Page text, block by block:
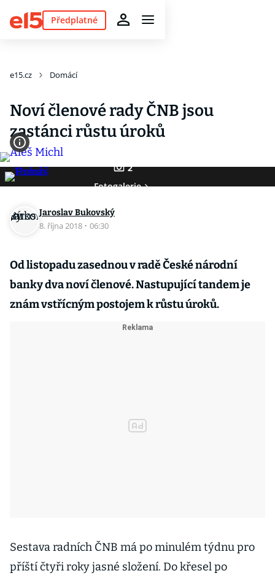
Předplatné
e15.cz Domácí
Noví členové rady ČNB jsou
zastánci růstu úroků
2
Fotogalerie
Jaroslav Bukovský
8. října 2018 · 06:30
Od listopadu zasednou v radě České národní
banky dva noví členové. Nastupující tandem je
znám vstřícným postojem k růstu úroků.
Sestava radních ČNB má po minulém týdnu pro
příští čtyři roky jasné složení. Do křesel po